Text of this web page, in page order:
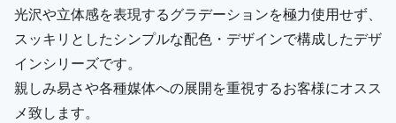
光沢や立体感を表現するグラデーションを極力使用せず、
スッキリとしたシンプルな配色・デザインで構成したデザ
インシリーズです。
親しみ易さや各種媒体への展開を重視するお客様にオスス
メ致します。